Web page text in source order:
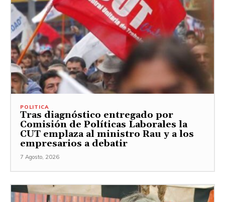
POLITICA
Tras diagnóstico entregado por
Comisión de Políticas Laborales la
CUT emplaza al ministro Rau y a los
empresarios a debatir
7 Agosto, 2026